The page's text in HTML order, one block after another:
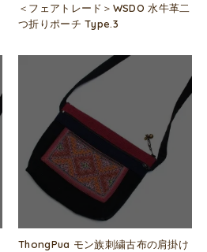
＜フェアトレード＞WSDO 水牛革二
つ折りポーチ Type.3
ThongPua モン族刺繍古布の肩掛け